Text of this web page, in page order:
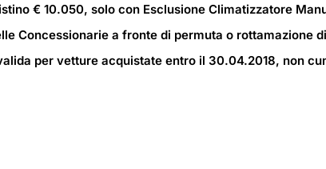
€ 10.050, solo con Esclusione Climatizzatore
Concessionarie a fronte di permuta o rottamazione
per vetture acquistate entro il 30.04.2018, non